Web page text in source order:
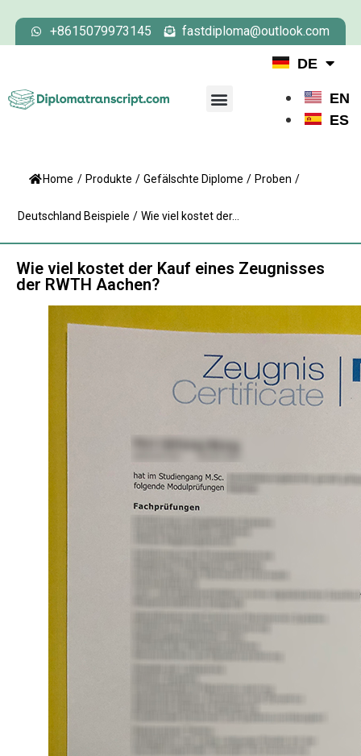
+8615079973145 fastdiploma@outlook.com
DE
EN
ES
Home / Produkte / Gefälschte Diplome / Proben /
Deutschland Beispiele / Wie viel kostet der...
Wie viel kostet der Kauf eines Zeugnisses
der RWTH Aachen?